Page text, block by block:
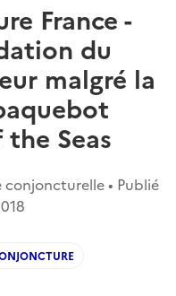
France -
du
malgré la
Seas
conjoncturelle • Publié